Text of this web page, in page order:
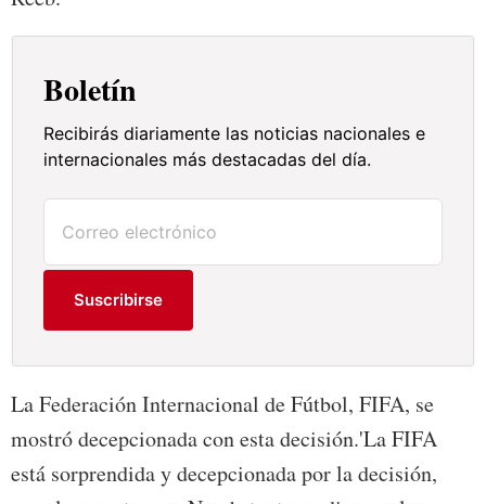
Boletín
Recibirás diariamente las noticias nacionales e
internacionales más destacadas del día.
Suscribirse
La Federación Internacional de Fútbol, FIFA, se
mostró decepcionada con esta decisión.'La FIFA
está sorprendida y decepcionada por la decisión,